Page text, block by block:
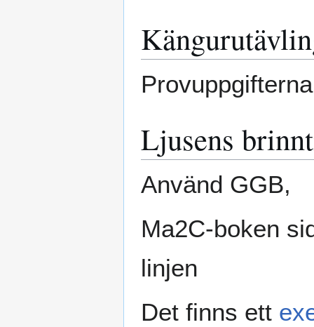
Ljusens
Använd GGB,
Ma2C-boken
linjen
Det finns ett